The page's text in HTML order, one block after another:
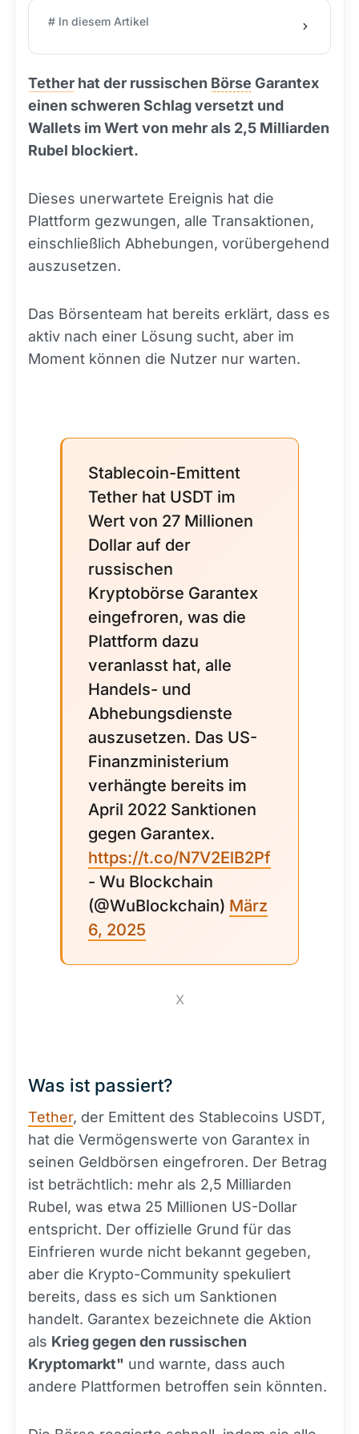
# In diesem Artikel
Tether hat der russischen Börse Garantex
einen schweren Schlag versetzt und
Wallets im Wert von mehr als 2,5 Milliarden
Rubel blockiert.
Dieses unerwartete Ereignis hat die
Plattform gezwungen, alle Transaktionen,
einschließlich Abhebungen, vorübergehend
auszusetzen.
Das Börsenteam hat bereits erklärt, dass es
aktiv nach einer Lösung sucht, aber im
Moment können die Nutzer nur warten.
Stablecoin-Emittent
Tether hat USDT im
Wert von 27 Millionen
Dollar auf der
russischen
Kryptobörse Garantex
eingefroren, was die
Plattform dazu
veranlasst hat, alle
Handels- und
Abhebungsdienste
auszusetzen. Das US-
Finanzministerium
verhängte bereits im
April 2022 Sanktionen
gegen Garantex.
https://t.co/N7V2ElB2Pf
- Wu Blockchain
(@WuBlockchain) März
6, 2025
X
Was ist passiert?
Tether, der Emittent des Stablecoins USDT,
hat die Vermögenswerte von Garantex in
seinen Geldbörsen eingefroren. Der Betrag
ist beträchtlich: mehr als 2,5 Milliarden
Rubel, was etwa 25 Millionen US-Dollar
entspricht. Der offizielle Grund für das
Einfrieren wurde nicht bekannt gegeben,
aber die Krypto-Community spekuliert
bereits, dass es sich um Sanktionen
handelt. Garantex bezeichnete die Aktion
als Krieg gegen den russischen
Kryptomarkt" und warnte, dass auch
andere Plattformen betroffen sein könnten.